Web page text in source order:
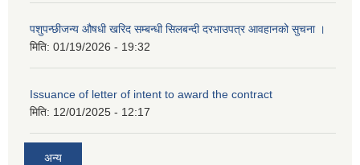
पशुपन्छीजन्य औषधी खरिद सम्बन्धी सिलबन्दी दरभाउपत्र आवहानको सुचना ।
मिति: 01/19/2026 - 19:32
Issuance of letter of intent to award the contract
मिति: 12/01/2025 - 12:17
अन्य